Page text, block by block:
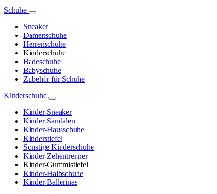
Schuhe
Sneaker
Damenschuhe
Herrenschuhe
Kinderschuhe
Badeschuhe
Babyschuhe
Zubehör für Schuhe
Kinderschuhe
Kinder-Sneaker
Kinder-Sandalen
Kinder-Hausschuhe
Kinderstiefel
Sonstige Kinderschuhe
Kinder-Zehentrenner
Kinder-Gummistiefel
Kinder-Halbschuhe
Kinder-Ballerinas